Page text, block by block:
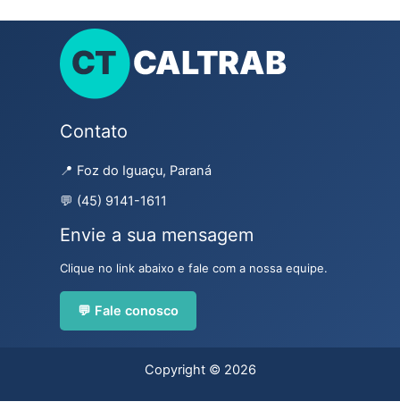
Contato
📍 Foz do Iguaçu, Paraná
💬 (45) 9141-1611
Envie a sua mensagem
Clique no link abaixo e fale com a nossa equipe.
💬 Fale conosco
Copyright © 2026